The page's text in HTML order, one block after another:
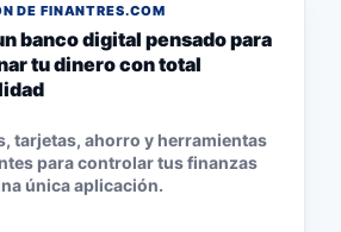
DE FINANTRES.COM
banco digital pensado para
tu dinero con total
tarjetas, ahorro y herramientas
para controlar tus finanzas
única aplicación.